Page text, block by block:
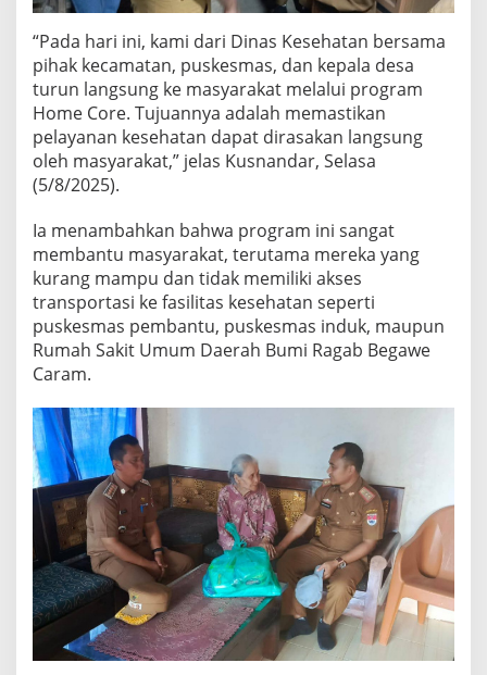
g
k
e
R
u
m
a
a
r
g
a
“Pada hari ini, kami dari Dinas Kesehatan bersama
pihak kecamatan, puskesmas, dan kepala desa
turun langsung ke masyarakat melalui program
Home Core. Tujuannya adalah memastikan
pelayanan kesehatan dapat dirasakan langsung
oleh masyarakat,” jelas Kusnandar, Selasa
(5/8/2025).
Ia menambahkan bahwa program ini sangat
membantu masyarakat, terutama mereka yang
kurang mampu dan tidak memiliki akses
transportasi ke fasilitas kesehatan seperti
puskesmas pembantu, puskesmas induk, maupun
Rumah Sakit Umum Daerah Bumi Ragab Begawe
Caram.